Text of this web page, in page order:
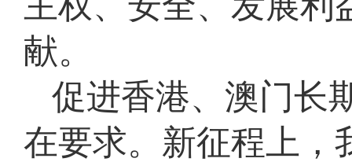
献。
促进香港、澳门长
在要求。新征程上，